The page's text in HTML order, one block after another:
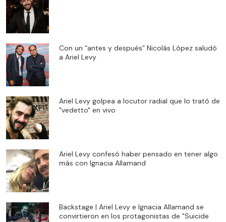
Con un “antes y después” Nicolás López saludó
a Ariel Levy
Ariel Levy golpea a locutor radial que lo trató de
"vedetto" en vivo
Ariel Levy confesó haber pensado en tener algo
más con Ignacia Allamand
Backstage | Ariel Levy e Ignacia Allamand se
convirtieron en los protagonistas de "Suicide